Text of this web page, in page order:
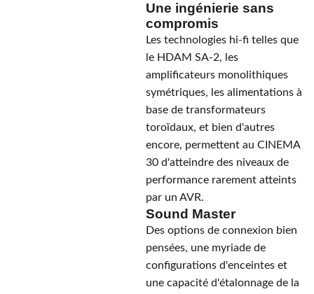
Une ingénierie sans
compromis
Les technologies hi-fi telles que
le HDAM SA-2, les
amplificateurs monolithiques
symétriques, les alimentations à
base de transformateurs
toroïdaux, et bien d'autres
encore, permettent au CINEMA
30 d'atteindre des niveaux de
performance rarement atteints
par un AVR.
Sound Master
Des options de connexion bien
pensées, une myriade de
configurations d'enceintes et
une capacité d'étalonnage de la